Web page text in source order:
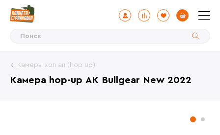
Камера hop-up АК Bullgear New 2022
Камеры хоп ап (hop up)